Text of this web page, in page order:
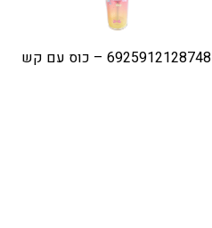
6925912128748 – כוס עם קש